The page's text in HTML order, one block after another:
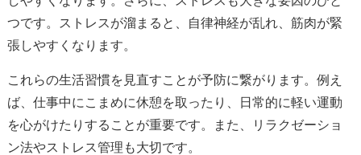
つです。ストレスが溜まると、自律神経が乱れ、筋肉が緊
張しやすくなります。
これらの生活習慣を見直すことが予防に繋がります。例え
ば、仕事中にこまめに休憩を取ったり、日常的に軽い運動
を心がけたりすることが重要です。また、リラクゼーショ
ン法やストレス管理も大切です。